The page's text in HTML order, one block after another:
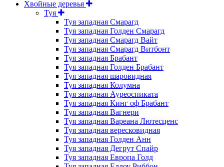
Хвойные деревья
Туя
Туя западная Смарагд
Туя западная Голден Смарагд
Туя западная Смарагд Вайт
Туя западная Смарагд Витбонт
Туя западная Брабант
Туя западная Голден Брабант
Туя западная шаровидная
Туя западная Колумна
Туя западная Ауреоспиката
Туя западная Кинг оф Брабант
Туя западная Вагнери
Туя западная Вареана Лютесценс
Туя западная вересковидная
Туя западная Голден Анн
Туя западная Дегрут Спайр
Туя западная Европа Голд